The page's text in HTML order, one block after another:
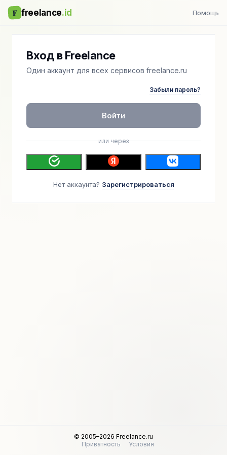
F freelance.id Помощь
Вход в Freelance
Один аккаунт для всех сервисов freelance.ru
Забыли пароль?
Войти
или через
Нет аккаунта? Зарегистрироваться
© 2005–2026 Freelance.ru
Приватность
Условия